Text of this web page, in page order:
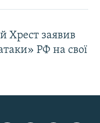
Хрест заявив
РФ на свої